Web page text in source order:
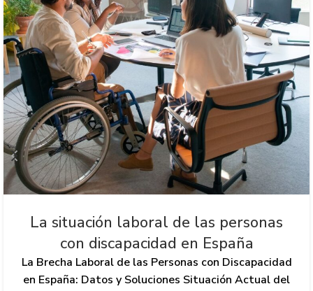
La situación laboral de las personas
con discapacidad en España
La Brecha Laboral de las Personas con Discapacidad
en España: Datos y Soluciones Situación Actual del